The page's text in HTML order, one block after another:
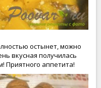
остынет, можно
вкусная получилась
Приятного аппетита!